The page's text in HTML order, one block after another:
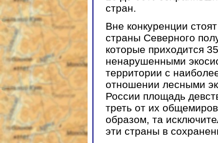
стран.
Вне конкуренции
страны Северного
которые приходится
ненарушенными
территории с
отношении лесными
России площадь
треть от их
образом, та
эти страны в